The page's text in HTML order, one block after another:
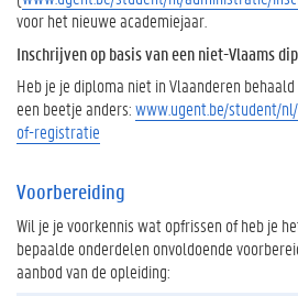
voor het nieuwe academiejaar.
Inschrijven op basis van een niet-Vlaams
Heb je je diploma niet in Vlaanderen
een beetje anders:www.ugent.be/student/
of-registratie
Voorbereiding
Wil je je voorkennis wat opfrissen of heb je
bepaalde onderdelen onvoldoende
aanbod van de opleiding: